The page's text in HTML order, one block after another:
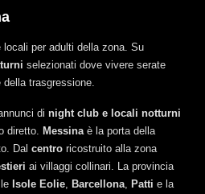
locali per adulti della zona. Su
selezionati dove vivere serate
trasgressione.
di night club e locali notturni
diretto. Messina è la porta della
Dal centro ricostruito alla zona
ai villaggi collinari. La provincia
, le Isole Eolie Barcellona Patti e la